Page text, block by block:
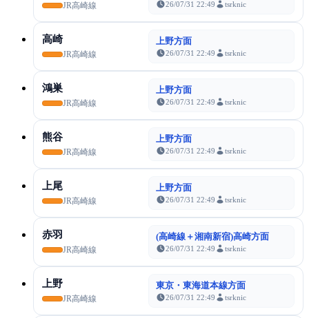
JR高崎線 26/07/31 22:49 tsrknic
高崎
JR高崎線
上野方面
26/07/31 22:49 tsrknic
鴻巣
JR高崎線
上野方面
26/07/31 22:49 tsrknic
熊谷
JR高崎線
上野方面
26/07/31 22:49 tsrknic
上尾
JR高崎線
上野方面
26/07/31 22:49 tsrknic
赤羽
JR高崎線
(高崎線＋湘南新宿)高崎方面
26/07/31 22:49 tsrknic
上野
JR高崎線
東京・東海道本線方面
26/07/31 22:49 tsrknic